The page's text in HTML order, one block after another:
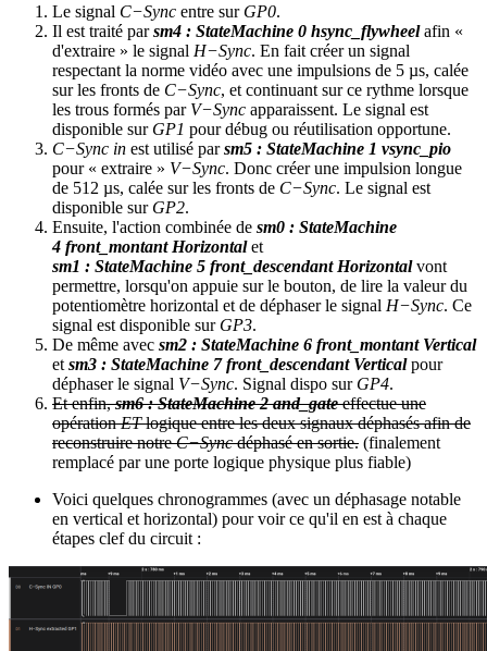
Le signal C−Sync entre sur GP0.
Il est traité parsm4 : StateMachine 0 hsync_flywheelafin «
d'extraire » le signal H−Sync. En fait créer un signal
respectant la norme vidéo avec une impulsions de 5 µs, calée
sur les fronts de C−Sync, et continuant sur ce rythme lorsque
les trous formés par V−Sync apparaissent. Le signal est
disponible sur GP1 pour débug ou réutilisation opportune.
C−Sync in est utilisé parsm5 : StateMachine 1 vsync_pio
pour « extraire » V−Sync. Donc créer une impulsion longue
de 512 µs, calée sur les fronts de C−Sync. Le signal est
disponible sur GP2.
Ensuite, l'action combinée de sm0 : StateMachine
4 front_montant Horizontalet
sm1 : StateMachine 5 front_descendant Horizontalvont
permettre, lorsqu'on appuie sur le bouton, de lire la valeur du
potentiomètre horizontal et de déphaser le signal H−Sync. Ce
signal est disponible sur GP3.
De même avec sm2 : StateMachine 6 front_montant Vertical
et sm3 : StateMachine 7 front_descendant Verticalpour
déphaser le signal V−Sync. Signal dispo sur GP4.
Et enfin,sm6 : StateMachine 2 and_gateeffectue une
opérationETlogique entre les deux signaux déphasés afin de
reconstruire notreC−Syncdéphasé en sortie. (finalement
remplacé par une porte logique physique plus fiable)
Voici quelques chronogrammes (avec un déphasage notable
en vertical et horizontal) pour voir ce qu'il en est à chaque
étapes clef du circuit :